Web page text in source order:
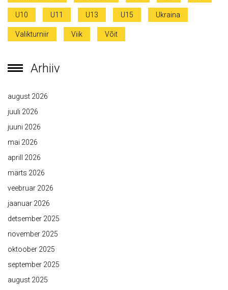
U10 U11 U13 U15 Ukraina
Valikturniir Viik Võit
Arhiiv
august 2026
juuli 2026
juuni 2026
mai 2026
aprill 2026
märts 2026
veebruar 2026
jaanuar 2026
detsember 2025
november 2025
oktoober 2025
september 2025
august 2025